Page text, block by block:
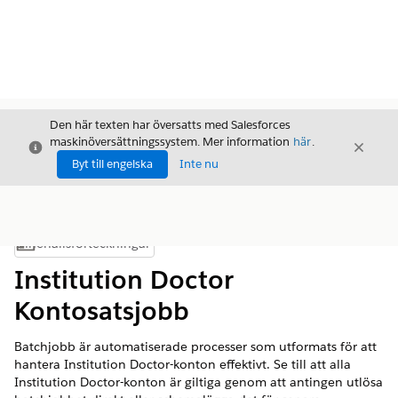
Stäng
Den här texten har översatts med Salesforces
maskinöversättningssystem. Mer information här.
Byt till engelska
Inte nu
Stäng
Visa innehållsförteckning
Innehållsförteckningar
Institution Doctor
Kontosatsjobb
Batchjobb är automatiserade processer som utformats för att
hantera Institution Doctor-konton effektivt. Se till att alla
Institution Doctor-konton är giltiga genom att antingen utlösa